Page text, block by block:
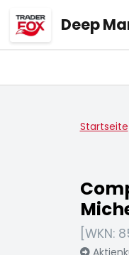
Deep
Startseite
[WKN: